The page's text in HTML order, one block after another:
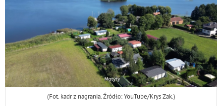
(Fot. kadr z nagrania. Źródło: YouTube/Krys Zak.)